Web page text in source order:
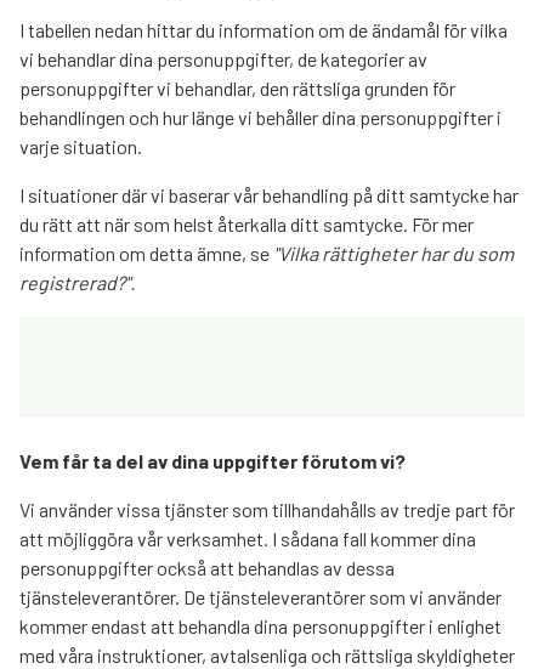
I tabellen nedan hittar du information om de ändamål för vilka
vi behandlar dina personuppgifter, de kategorier av
personuppgifter vi behandlar, den rättsliga grunden för
behandlingen och hur länge vi behåller dina personuppgifter i
varje situation.
I situationer där vi baserar vår behandling på ditt samtycke har
du rätt att när som helst återkalla ditt samtycke. För mer
information om detta ämne, se "Vilka rättigheter har du som
registrerad?".
Vem får ta del av dina uppgifter förutom vi?
Vi använder vissa tjänster som tillhandahålls av tredje part för
att möjliggöra vår verksamhet. I sådana fall kommer dina
personuppgifter också att behandlas av dessa
tjänsteleverantörer. De tjänsteleverantörer som vi använder
kommer endast att behandla dina personuppgifter i enlighet
med våra instruktioner, avtalsenliga och rättsliga skyldigheter